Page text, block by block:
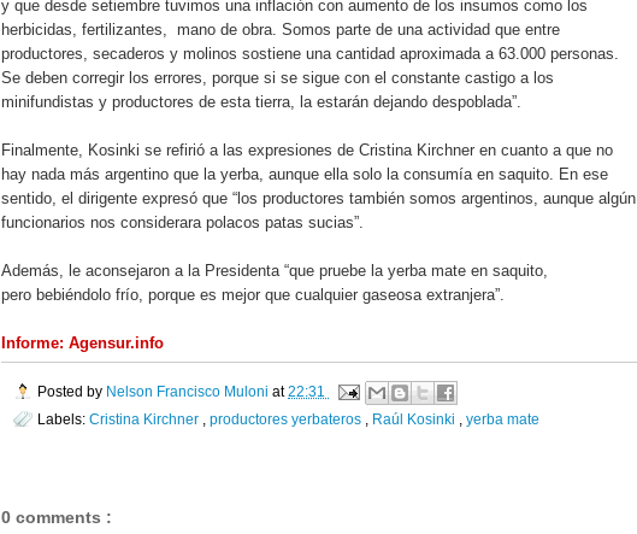
y que desde setiembre tuvimos una inflación con aumento de los insumos como los
herbicidas, fertilizantes, mano de obra. Somos parte de una actividad que entre
productores, secaderos y molinos sostiene una cantidad aproximada a 63.000 personas.
Se deben corregir los errores, porque si se sigue con el constante castigo a los
minifundistas y productores de esta tierra, la estarán dejando despoblada”.
Finalmente, Kosinki se refirió a las expresiones de Cristina Kirchner en cuanto a que no
hay nada más argentino que la yerba, aunque ella solo la consumía en saquito. En ese
sentido, el dirigente expresó que “los productores también somos argentinos, aunque algún
funcionarios nos considerara polacos patas sucias”.
Además, le aconsejaron a la Presidenta “que pruebe la yerba mate en saquito,
pero bebiéndolo frío, porque es mejor que cualquier gaseosa extranjera”.
Informe: Agensur.info
Posted by Nelson Francisco Muloni at22:31
Labels: Cristina Kirchner productores yerbateros Raúl Kosinki yerba mate
0 comments :